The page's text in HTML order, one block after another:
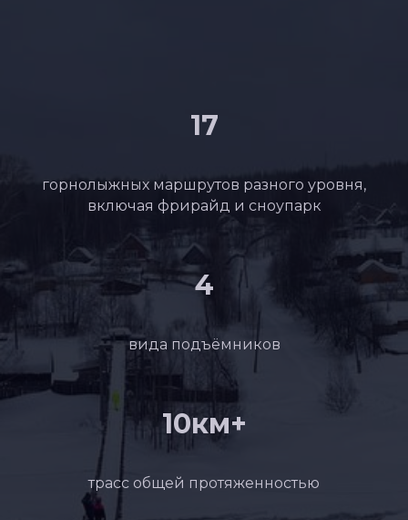
17
горнолыжных маршрутов разного уровня,
включая фрирайд и сноупарк
4
вида подъёмников
10км+
трасс общей протяженностью